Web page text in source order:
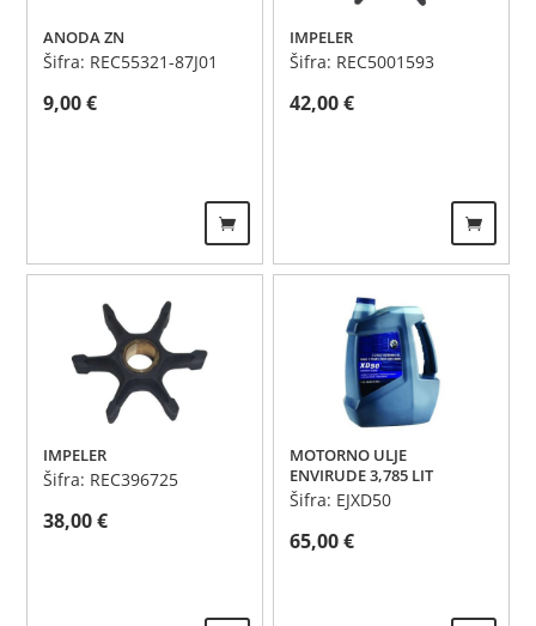
ANODA ZN
Šifra: REC55321-87J01
9,00€
IMPELER
Šifra: REC5001593
42,00€
IMPELER
Šifra: REC396725
38,00€
MOTORNO ULJE
ENVIRUDE 3,785 LIT
Šifra: EJXD50
65,00€